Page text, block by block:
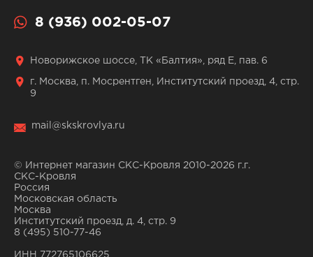
8 (936) 002-05-07
Новорижское шоссе, ТК «Балтия», ряд Е, пав. 6
г. Москва, п. Мосрентген, Институтский проезд, 4, стр.
9
mail@skskrovlya.ru
© Интернет магазин СКС-Кровля 2010-2026 г.г.
СКС-Кровля
Россия
Московская область
Москва
Институтский проезд, д. 4, стр. 9
8 (495) 510-77-46
ИНН 772765106625